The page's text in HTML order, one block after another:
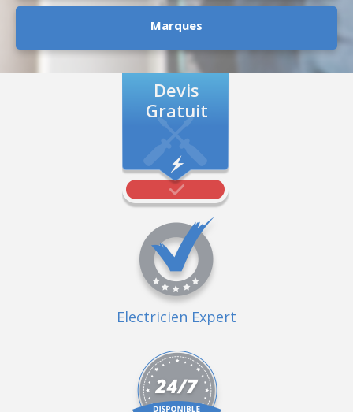
Marques
Devis
Gratuit
Electricien Expert